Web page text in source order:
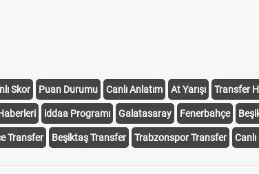
Skor Puan Durumu Canlı Anlatım At Yarışı Transfer
iddaa Programı Galatasaray Fenerbahçe
Transfer Beşiktaş Transfer Trabzonspor Transfer